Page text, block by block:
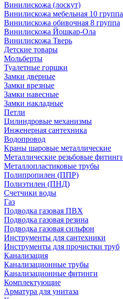
Винилискожа (лоскут)
Винилискожа мебельная 10 группа
Винилискожа обивочная 8 группа
Винилискожа Йошкар-Ола
Винилискожа Тверь
Детские товары
Мольберты
Туалетные горшки
Замки дверные
Замки врезные
Замки навесные
Замки накладные
Петли
Цилиндровые механизмы
Инженерная сантехника
Водопровод
Краны шаровые металлические
Металлические резьбовые
Металлопластиковые трубы
Полипропилен (ППР)
Полиэтилен (ПНД)
Счетчики воды
Газ
Подводка газовая ПВХ
Подводка газовая резина
Подводка газовая сильфон
Инструменты для сантехники
Инструменты для прочистки труб
Канализация
Канализационные трубы
Канализационные фитинги
Комплектующие
Арматура для унитаза